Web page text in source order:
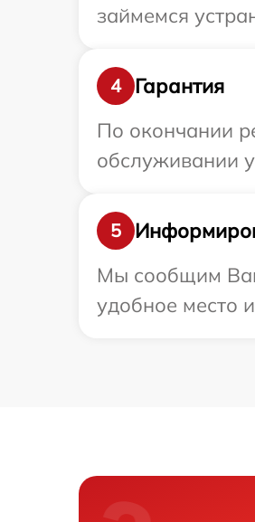
займемся
4
Гарантия
По окончании
обслуживании
5
Мы сообщим
удобное место